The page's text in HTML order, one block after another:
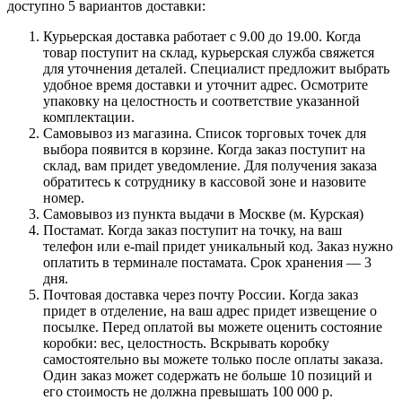
доступно 5 вариантов доставки:
Курьерская доставка работает с 9.00 до 19.00. Когда
товар поступит на склад, курьерская служба свяжется
для уточнения деталей. Специалист предложит выбрать
удобное время доставки и уточнит адрес. Осмотрите
упаковку на целостность и соответствие указанной
комплектации.
Самовывоз из магазина. Список торговых точек для
выбора появится в корзине. Когда заказ поступит на
склад, вам придет уведомление. Для получения заказа
обратитесь к сотруднику в кассовой зоне и назовите
номер.
Самовывоз из пункта выдачи в Москве (м. Курская)
Постамат. Когда заказ поступит на точку, на ваш
телефон или e-mail придет уникальный код. Заказ нужно
оплатить в терминале постамата. Срок хранения — 3
дня.
Почтовая доставка через почту России. Когда заказ
придет в отделение, на ваш адрес придет извещение о
посылке. Перед оплатой вы можете оценить состояние
коробки: вес, целостность. Вскрывать коробку
самостоятельно вы можете только после оплаты заказа.
Один заказ может содержать не больше 10 позиций и
его стоимость не должна превышать 100 000 р.